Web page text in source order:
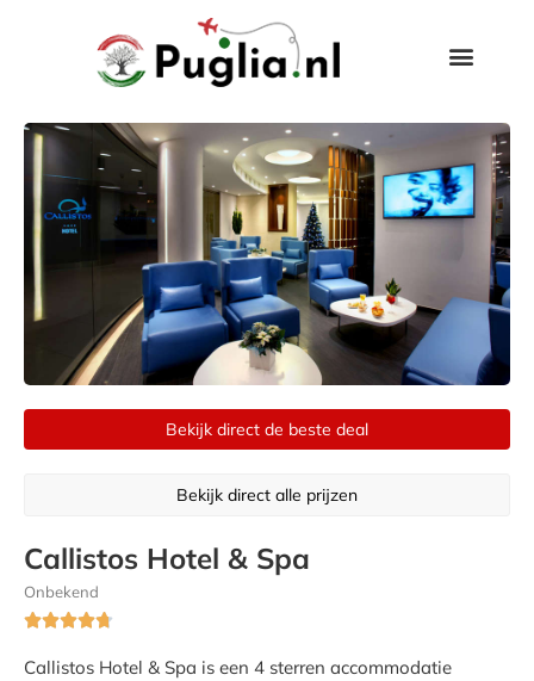
Bekijk direct de beste deal
Bekijk direct alle prijzen
Callistos Hotel & Spa
Onbekend

Callistos Hotel & Spa is een 4 sterren accommodatie